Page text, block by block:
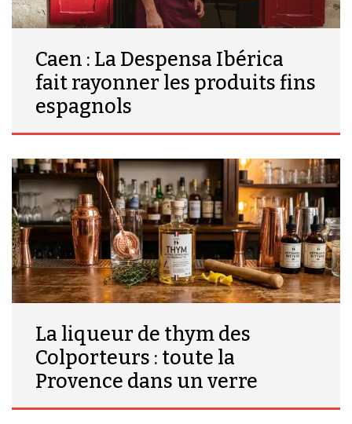
Caen : La Despensa Ibérica
fait rayonner les produits fins
espagnols
La liqueur de thym des
Colporteurs : toute la
Provence dans un verre